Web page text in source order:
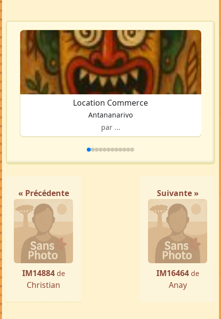
Location Commerce
Antananarivo
par ...
« Précédente
IM14884 de
Christian
Suivante »
IM16464 de
Anay